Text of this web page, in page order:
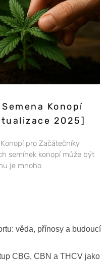
Konopí
2025]
pro Začátečníky
semínek konopí může být
je mnoho
věda, přínosy a budoucí
CBG, CBN a THCV jako